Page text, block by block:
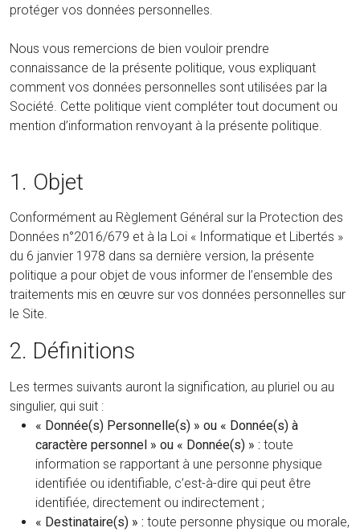
protéger vos données personnelles.
Nous vous remercions de bien vouloir prendre
connaissance de la présente politique, vous expliquant
comment vos données personnelles sont utilisées par la
Société. Cette politique vient compléter tout document ou
mention d’information renvoyant à la présente politique.
1. Objet
Conformément au Règlement Général sur la Protection des
Données n°2016/679 et à la Loi « Informatique et Libertés »
du 6 janvier 1978 dans sa dernière version, la présente
politique a pour objet de vous informer de l’ensemble des
traitements mis en œuvre sur vos données personnelles sur
le Site.
2. Définitions
Les termes suivants auront la signification, au pluriel ou au
singulier, qui suit :
« Donnée(s) Personnelle(s) » ou « Donnée(s) à
caractère personnel » ou « Donnée(s) » : toute
information se rapportant à une personne physique
identifiée ou identifiable, c’est-à-dire qui peut être
identifiée, directement ou indirectement ;
« Destinataire(s) » : toute personne physique ou morale,